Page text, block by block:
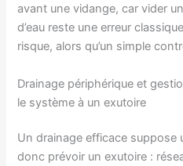
avant une vidange, car vider
d’eau reste une erreur
risque, alors qu’un simple
Drainage périphérique et
le système à un exutoire
Un drainage efficace suppose
donc prévoir un exutoire :